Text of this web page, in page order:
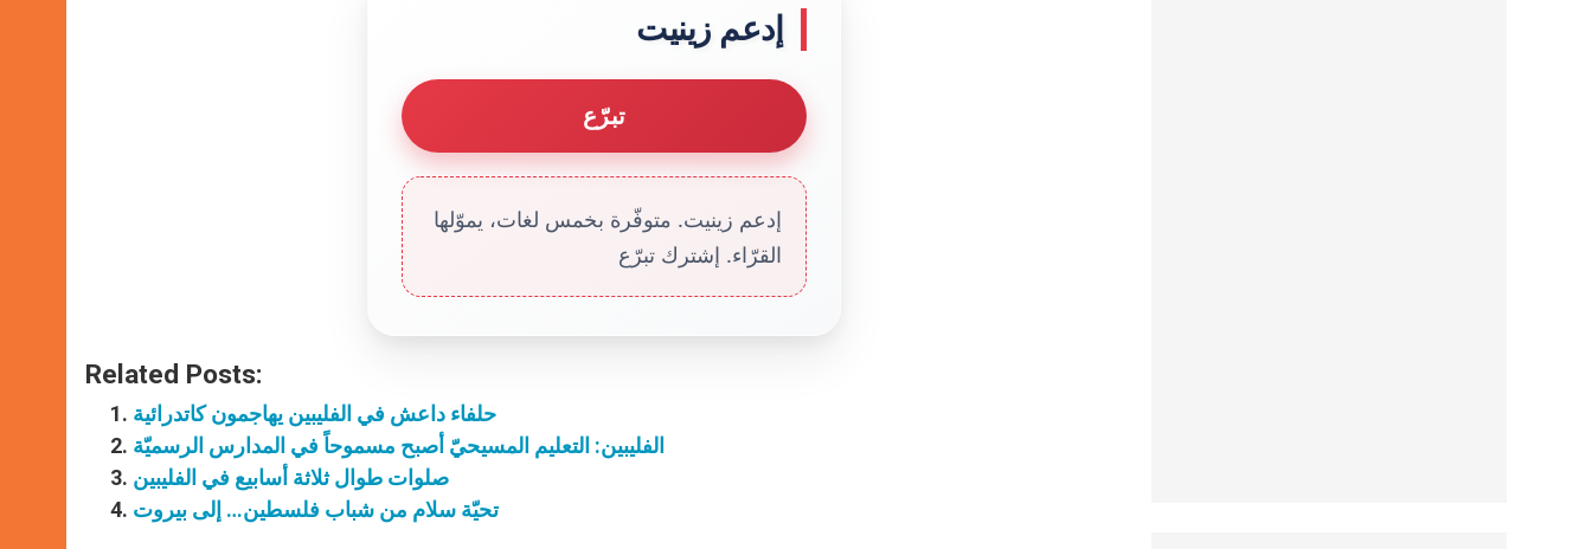
إدعم زينيت
تبرّع
إدعم زينيت. متوفّرة بخمس لغات، يموّلها
القرّاء. إشترك تبرّع
Related Posts:
حلفاء داعش في الفليبين يهاجمون كاتدرائية
الفليبين: التعليم المسيحيّ أصبح مسموحاً في المدارس الرسميّة
صلوات طوال ثلاثة أسابيع في الفليبين
تحيّة سلام من شباب فلسطين… إلى بيروت